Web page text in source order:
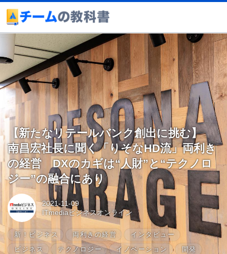
【新たなリテールバンク創出に挑む】
南昌宏社長に聞く「りそなHD流」両利き
の経営 DXのカギは“人財”と“テクノロ
ジー”の融合にあり
2021-11-09
ITmediaビジネスオンライン
新！ビジネス 両利きの経営
インタビュー
ビジネス
テクノロジー イノベーション 開発